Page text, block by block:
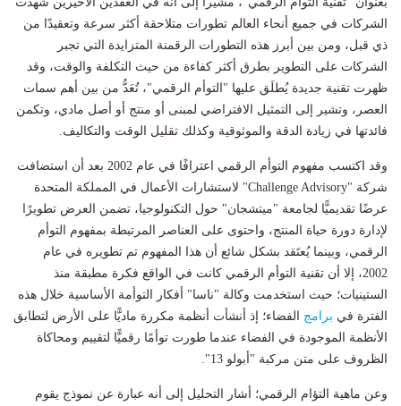
الشركات في جميع أنحاء العالم تطورات متلاحقة أكثر سرعة وتعقيدًا من
ذي قبل، ومن بين أبرز هذه التطورات الرقمنة المتزايدة التي تجبر
الشركات على التطوير بطرق أكثر كفاءة من حيث التكلفة والوقت، وقد
ظهرت تقنية جديدة يُطلَق عليها "التوأم الرقمي"، تُعَدُّ من بين أهم سمات
العصر، وتشير إلى التمثيل الافتراضي لمبنى أو منتج أو أصل مادي، وتكمن
فائدتها في زيادة الدقة والموثوقية وكذلك تقليل الوقت والتكاليف.
وقد اكتسب مفهوم التوأم الرقمي اعترافًا في عام 2002 بعد أن استضافت
شركة "Challenge Advisory" لاستشارات الأعمال في المملكة المتحدة
عرضًا تقديميًّا لجامعة "ميتشجان" حول التكنولوجيا، تضمن العرض تطويرًا
لإدارة دورة حياة المنتج، واحتوى على العناصر المرتبطة بمفهوم التوأم
الرقمي، وبينما يُعتَقد بشكل شائع أن هذا المفهوم تم تطويره في عام
2002، إلا أن تقنية التوأم الرقمي كانت في الواقع فكرة مطبقة منذ
الستينيات؛ حيث استخدمت وكالة "ناسا" أفكار التوأمة الأساسية خلال هذه
الفترة في برامج الفضاء؛ إذ أنشأت أنظمة مكررة ماديًّا على الأرض لتطابق
الأنظمة الموجودة في الفضاء عندما طورت توأمًا رقميًّا لتقييم ومحاكاة
الظروف على متن مركبة "أبولو 13".
وعن ماهية التؤام الرقمي؛ أشار التحليل إلى أنه عبارة عن نموذج يقوم